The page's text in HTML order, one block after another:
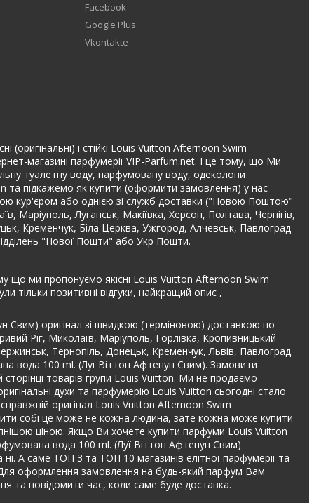
Facebook
Google Plus
Vkontakte
(оригінальні) і стійкі Louis Vuitton Afternoon Swim
магазині парфумерії VIP-Parfum.net. І це тому, що Ми
туалетну воду, парфумовану воду, одеколони
та підкажемо як купити (оформити замовлення) у нас
кур'єром або однією зі служб доставки ("Новою Поштою"
Маріуполь, Луганськ, Макіївка, Херсон, Полтава, Чернігів,
Кременчук, Біла Церква, Ужгород, Алчевськ, Павлоград
"Нової Пошти" або Укр Пошти.
що ми пропонуємо якісні Louis Vuitton Afternoon Swim
позитивні відгуки, найкращий опис ,
Свим) оригінал зі швидкою (терміновою) доставкою по
Ріг, Миколаїв, Маріуполь, Горлівка, Кропивницький
Тернопіль, Донецьк, Кременчук, Львів, Павлоград.
вода 100 ml. (Луї Віттон Афтенун Свим). Замовити
товарів групи Louis Vuitton. Ми не продаємо
духи та парфумерію Louis Vuitton сьогодні стало
справжній оригінал Louis Vuitton Afternoon Swim
собі це може не кожна людина, зате кожна може купити
ціною. Якщо Ви хочете купити парфуми Louis Vuitton
вода 100 ml. (Луї Віттон Афтенун Свим)
А саме ТОП 3 та ТОП 10 магазинів елітної парфумерії та
Для оформлення замовлення на будь-який парфум Вам
та повідомити час, коли саме буде доставка.